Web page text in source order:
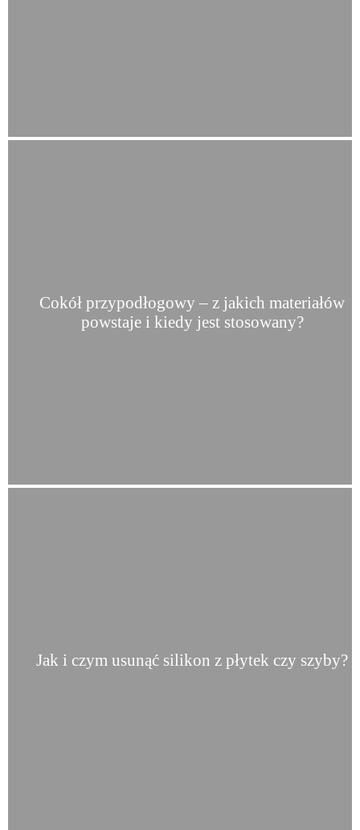
Cokół przypodłogowy – z jakich materiałów
powstaje i kiedy jest stosowany?
Jak i czym usunąć silikon z płytek czy szyby?